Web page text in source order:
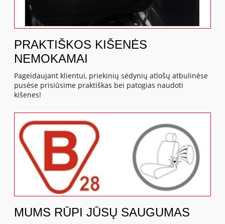
PRAKTIŠKOS KIŠENĖS
NEMOKAMAI
Pageidaujant klientui, priekinių sėdynių atlošų atbulinėse
pusėse prisiūsime praktiškas bei patogias naudoti
kišenes!
MUMS RŪPI JŪSŲ SAUGUMAS